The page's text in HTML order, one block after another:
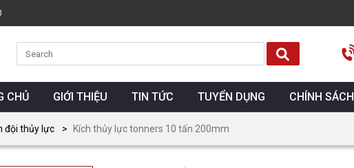
CHỦ GIỚI THIỆU TIN TỨC TUYỂN DỤNG CHÍNH SÁCH
đội thủy lực Kích thủy lực tonners 10 tấn 200mm